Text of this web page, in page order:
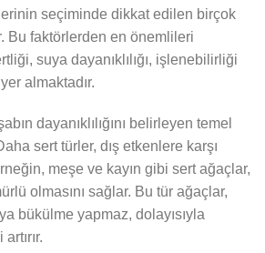
seçiminde dikkat edilen birçok
Bu faktörlerden en önemlileri
suya dayanıklılığı, işlenebilirliği
almaktadır.
dayanıklılığını belirleyen temel
sert türler, dış etkenlere karşı
meşe ve kayın gibi sert ağaçlar,
olmasını sağlar. Bu tür ağaçlar,
bükülme yapmaz, dolayısıyla